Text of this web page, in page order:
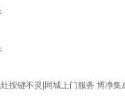
按键不灵|同城上门服务 博净